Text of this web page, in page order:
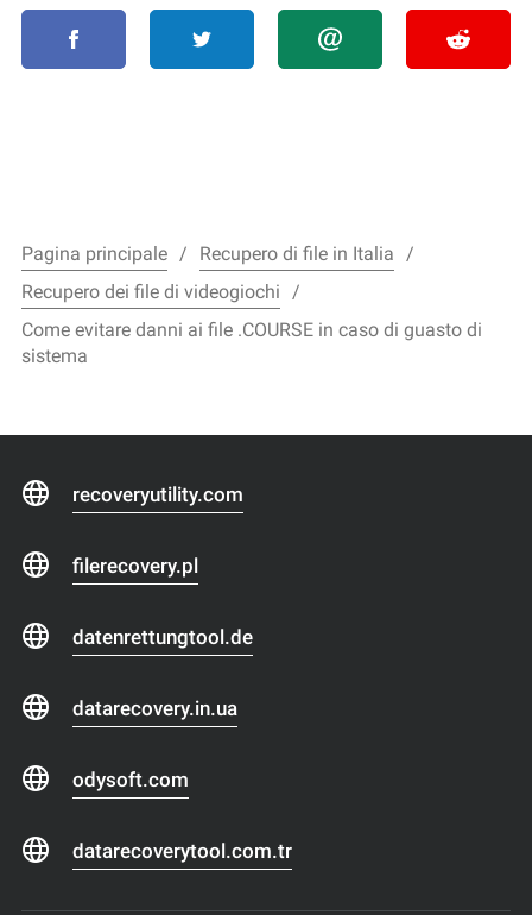
Pagina principale
Recupero di file in Italia
Recupero dei file di videogiochi
Come evitare danni ai file .COURSE in caso di guasto di
sistema
recoveryutility.com
filerecovery.pl
datenrettungtool.de
datarecovery.in.ua
odysoft.com
datarecoverytool.com.tr